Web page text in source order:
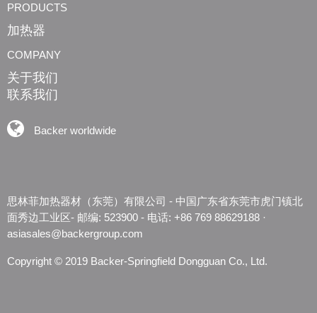
PRODUCTS
加热器
COMPANY
关于我们
联系我们
Backer worldwide
思林菲加热器材（东莞）有限公司 - 中国广东省东莞市虎门镇北
面秀边工业区- 邮编: 523900 - 电话: +86 769 88629188
asiasales@backergroup.com
Copyright © 2019 Backer-Springfield Dongguan Co., Ltd.